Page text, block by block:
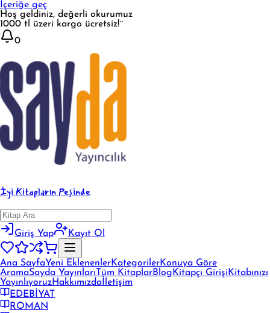
İçeriğe geç
Hoş geldiniz, değerli okurumuz
1000 tl üzeri kargo ücretsiz!¨
0
İyi Kitapların Peşinde
Giriş Yap Kayıt Ol
Ana SayfaYeni EklenenlerKategorilerKonuya Göre
AramaSayda Yayınları Tüm KitaplarBlog Kitapçı Girişi Kitabınızı
YayınlıyoruzHakkımızda İletişim
EDEBİYAT
ROMAN